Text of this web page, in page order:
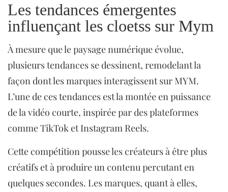
Les tendances émergentes
influençant les cloetss sur Mym
À mesure que le paysage numérique évolue,
plusieurs tendances se dessinent, remodelant la
façon dont les marques interagissent sur MYM.
L’une de ces tendances est la montée en puissance
de la vidéo courte, inspirée par des plateformes
comme TikTok et Instagram Reels.
Cette compétition pousse les créateurs à être plus
créatifs et à produire un contenu percutant en
quelques secondes. Les marques, quant à elles,